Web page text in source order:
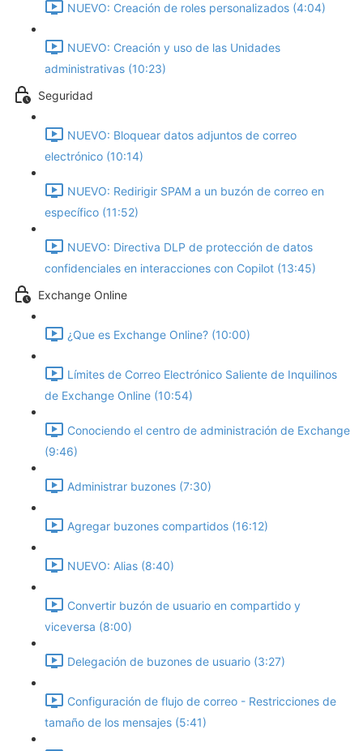
NUEVO: Creación de roles personalizados (4:04)
NUEVO: Creación y uso de las Unidades
administrativas (10:23)
Seguridad
NUEVO: Bloquear datos adjuntos de correo
electrónico (10:14)
NUEVO: Redirigir SPAM a un buzón de correo en
específico (11:52)
NUEVO: Directiva DLP de protección de datos
confidenciales en interacciones con Copilot (13:45)
Exchange Online
¿Que es Exchange Online? (10:00)
Límites de Correo Electrónico Saliente de Inquilinos
de Exchange Online (10:54)
Conociendo el centro de administración de Exchange
(9:46)
Administrar buzones (7:30)
Agregar buzones compartidos (16:12)
NUEVO: Alias (8:40)
Convertir buzón de usuario en compartido y
viceversa (8:00)
Delegación de buzones de usuario (3:27)
Configuración de flujo de correo - Restricciones de
tamaño de los mensajes (5:41)